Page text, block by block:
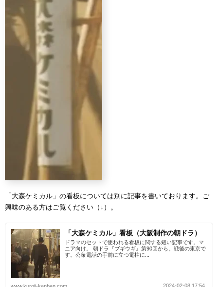
「大森ケミカル」の看板については別に記事を書いております。ご
興味のある方はご覧ください（↓）。
「大森ケミカル」看板（大阪制作の朝ドラ）
ドラマのセットで使われる看板に関する短い記事です。マ
ニア向け。 朝ドラ『ブギウギ』第90回から。戦後の東京で
す。公衆電話の手前に立つ電柱に...
www.kuroji-kanban.com 2024-02-08 17:54